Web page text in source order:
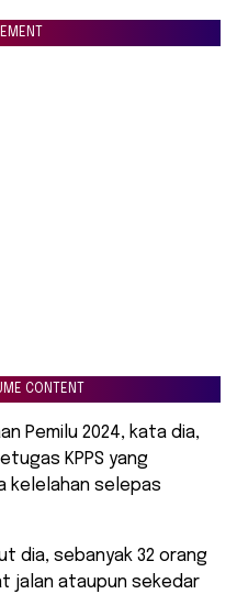
CONTENT
Pemilu 2024, kata dia,
KPPS yang
kelelahan selepas
dia, sebanyak 32 orang
jalan ataupun sekedar